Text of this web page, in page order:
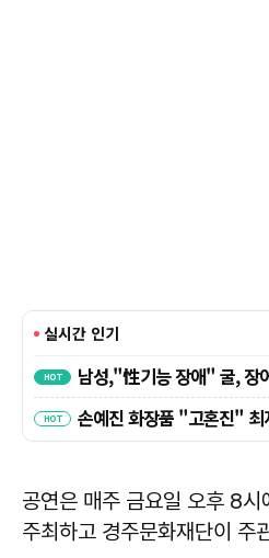
공연은 매주 금요일 오후 8
주최하고 경주문화재단이 주